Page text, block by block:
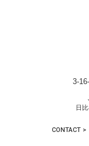
3-
日
CONTACT >